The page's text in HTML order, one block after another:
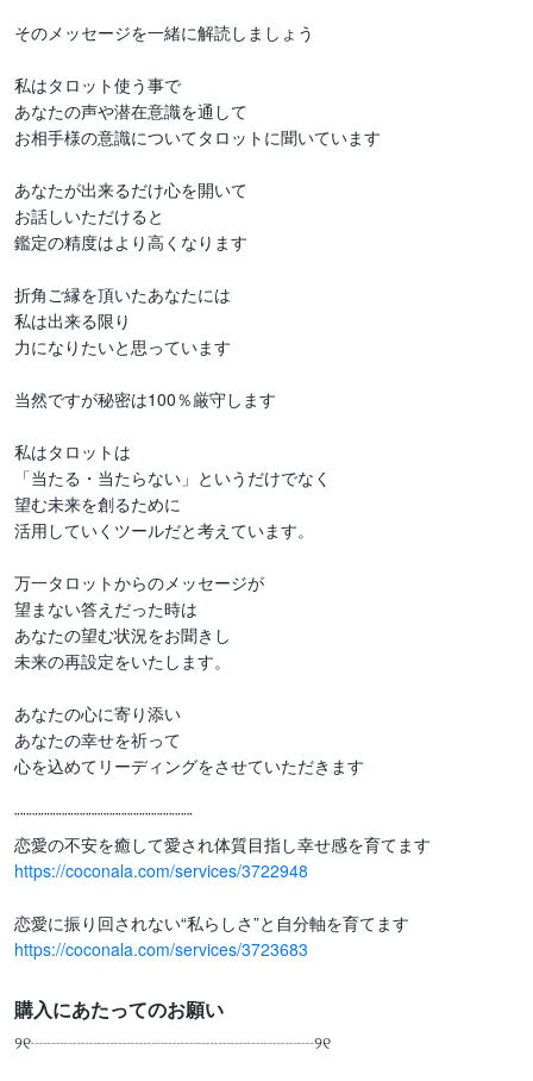
そのメッセージを一緒に解読しましょう
私はタロット使う事で
あなたの声や潜在意識を通して
お相手様の意識についてタロットに聞いています
あなたが出来るだけ心を開いて
お話しいただけると
鑑定の精度はより高くなります
折角ご縁を頂いたあなたには
私は出来る限り
力になりたいと思っています
当然ですが秘密は100％厳守します
私はタロットは
「当たる・当たらない」というだけでなく
望む未来を創るために
活用していくツールだと考えています。
万一タロットからのメッセージが
望まない答えだった時は
あなたの望む状況をお聞きし
未来の再設定をいたします。
あなたの心に寄り添い
あなたの幸せを祈って
心を込めてリーディングをさせていただきます
¨¨¨¨¨¨¨¨¨¨¨¨¨¨¨¨¨¨¨¨¨¨¨¨¨¨¨¨¨¨
https://coconala.com/services/3722948
https://coconala.com/services/3723683
購入にあたってのお願い
୨୧┈┈┈┈┈┈┈┈┈┈┈┈┈┈┈┈┈୨୧